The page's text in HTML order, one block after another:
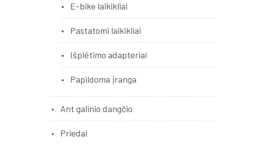
E-bike laikikliai
Pastatomi laikikliai
Išplėtimo adapteriai
Papildoma įranga
Ant galinio dangčio
Priedai